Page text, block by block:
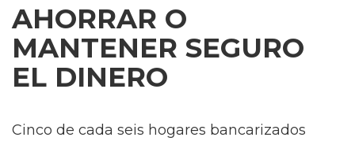
AHORRAR O
MANTENER SEGURO
EL DINERO
Cinco de cada seis hogares bancarizados